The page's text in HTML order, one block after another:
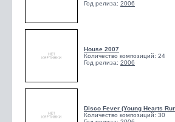
Год релиза: 2006
House 2007
Количество композиций: 24
Год релиза: 2006
Disco Fever (Young Hearts
Количество композиций: 30